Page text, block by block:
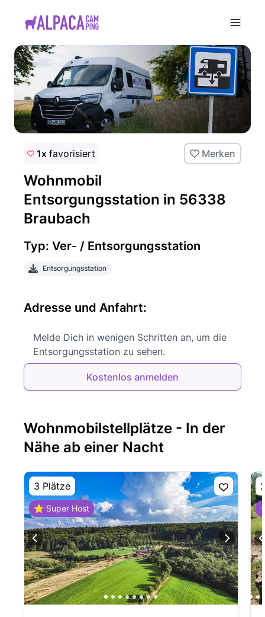
Wohnmobil
Entsorgungsstation in 56338
Braubach
1x favorisiert Merken
Typ: Ver- / Entsorgungsstation
Entsorgungsstation
Adresse und Anfahrt:
Melde Dich in wenigen Schritten an, um die
Entsorgungsstation zu sehen.
Kostenlos anmelden
Wohnmobilstellplätze - In der
Nähe ab einer Nacht
3 Plätze
⭐ Super Host